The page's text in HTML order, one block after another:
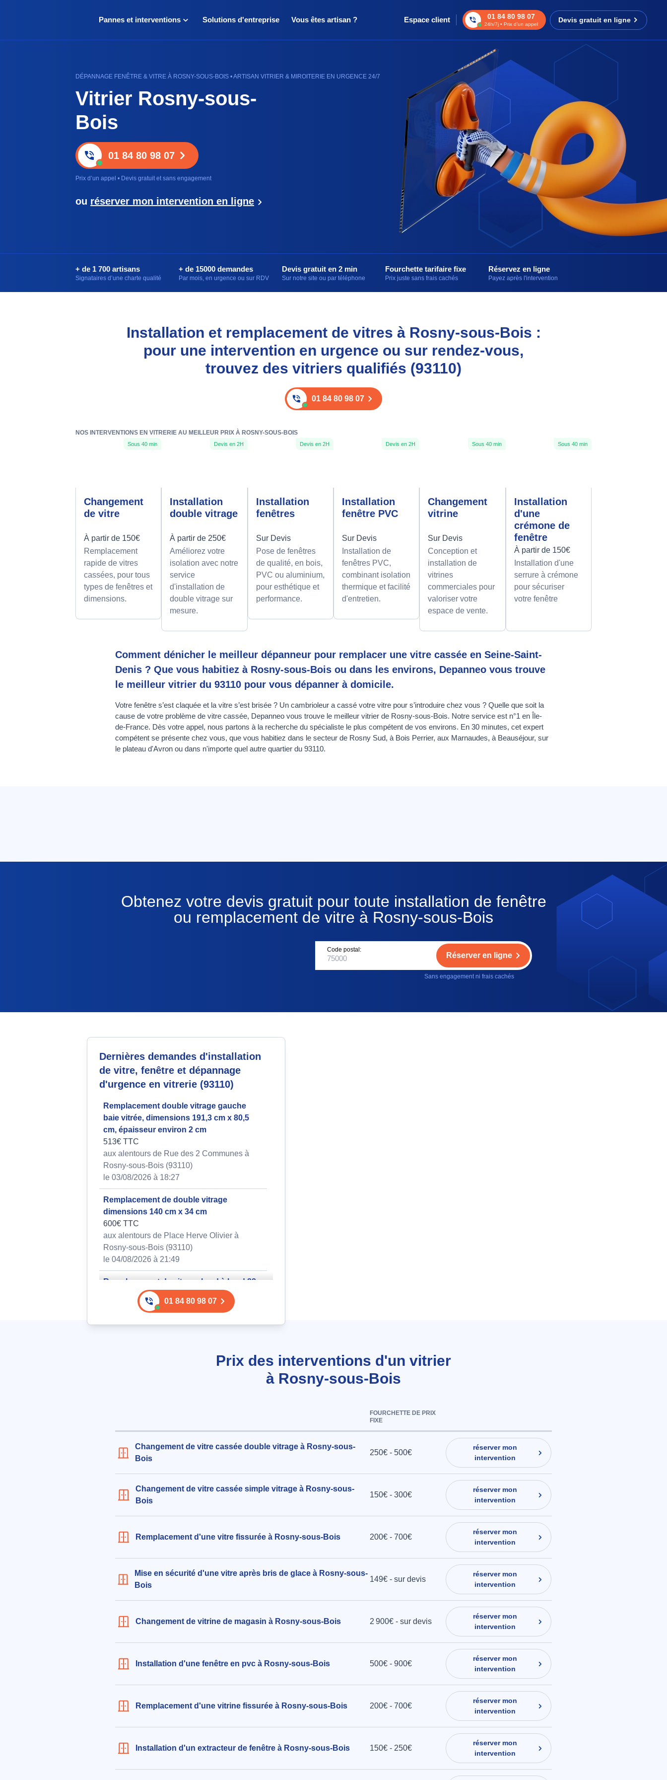
Pannes et interventions Solutions d'entreprise Vous êtes artisan ? Espace client 01 84 80 98 07
24h/7j • Prix d’un appel
Devis gratuit en ligne
DÉPANNAGE FENÊTRE & VITRE À ROSNY-SOUS-BOIS • ARTISAN VITRIER & MIROITERIE EN URGENCE 24/7
Vitrier Rosny-sous-
Bois
01 84 80 98 07
Prix d’un appel • Devis gratuit et sans engagement
ou réserver mon intervention en ligne
+ de 1 700 artisans
Signataires d’une charte qualité
+ de 15000 demandes
Par mois, en urgence ou sur RDV
Devis gratuit en 2 min
Sur notre site ou par téléphone
Fourchette tarifaire fixe
Prix juste sans frais cachés
Réservez en ligne
Payez après l'intervention
Installation et remplacement de vitres à Rosny-sous-Bois :
pour une intervention en urgence ou sur rendez-vous,
trouvez des vitriers qualifiés (93110)
01 84 80 98 07
NOS INTERVENTIONS EN VITRERIE AU MEILLEUR PRIX À ROSNY-SOUS-BOIS
Sous 40 min
Changement
de vitre
À partir de 150€
Remplacement
rapide de vitres
cassées, pour tous
types de fenêtres et
dimensions.
Devis en 2H
Installation
double vitrage
À partir de 250€
Améliorez votre
isolation avec notre
service
d'installation de
double vitrage sur
mesure.
Devis en 2H
Installation
fenêtres
Sur Devis
Pose de fenêtres
de qualité, en bois,
PVC ou aluminium,
pour esthétique et
performance.
Devis en 2H
Installation
fenêtre PVC
Sur Devis
Installation de
fenêtres PVC,
combinant isolation
thermique et facilité
d'entretien.
Sous 40 min
Changement
vitrine
Sur Devis
Conception et
installation de
vitrines
commerciales pour
valoriser votre
espace de vente.
Sous 40 min
Installation
d'une
crémone de
fenêtre
À partir de 150€
Installation d'une
serrure à crémone
pour sécuriser
votre fenêtre
Comment dénicher le meilleur dépanneur pour remplacer une vitre cassée en Seine-Saint-
Denis ? Que vous habitiez à Rosny-sous-Bois ou dans les environs, Depanneo vous trouve
le meilleur vitrier du 93110 pour vous dépanner à domicile.
Votre fenêtre s’est claquée et la vitre s’est brisée ? Un cambrioleur a cassé votre vitre pour s’introduire chez vous ? Quelle que soit la
cause de votre problème de vitre cassée, Depanneo vous trouve le meilleur vitrier de Rosny-sous-Bois. Notre service est n°1 en Île-
de-France. Dès votre appel, nous partons à la recherche du spécialiste le plus compétent de vos environs. En 30 minutes, cet expert
compétent se présente chez vous, que vous habitiez dans le secteur de Rosny Sud, à Bois Perrier, aux Marnaudes, à Beauséjour, sur
le plateau d'Avron ou dans n'importe quel autre quartier du 93110.
Obtenez votre devis gratuit pour toute installation de fenêtre
ou remplacement de vitre à Rosny-sous-Bois
Code postal:
Réserver en ligne
Sans engagement ni frais cachés
Dernières demandes d'installation
de vitre, fenêtre et dépannage
d'urgence en vitrerie (93110)
Remplacement double vitrage gauche
baie vitrée, dimensions 191,3 cm x 80,5
cm, épaisseur environ 2 cm
513€ TTC
aux alentours de Rue des 2 Communes à
Rosny-sous-Bois (93110)
le 03/08/2026 à 18:27
Remplacement de double vitrage
dimensions 140 cm x 34 cm
600€ TTC
aux alentours de Place Herve Olivier à
Rosny-sous-Bois (93110)
le 04/08/2026 à 21:49
Remplacement de vitrage bord à bord 88
en largeur et hauteur 200
512€ TTC
Installation de double vitrage dimensions
01 84 80 98 07
Prix des interventions d'un vitrier
à Rosny-sous-Bois
FOURCHETTE DE PRIX
FIXE
Changement de vitre cassée double vitrage à Rosny-sous-
Bois
250€ - 500€
réserver mon
intervention
Changement de vitre cassée simple vitrage à Rosny-sous-
Bois
150€ - 300€
réserver mon
intervention
Remplacement d'une vitre fissurée à Rosny-sous-Bois 200€ - 700€
réserver mon
intervention
Mise en sécurité d'une vitre après bris de glace à Rosny-sous-
Bois
149€ - sur devis
réserver mon
intervention
Changement de vitrine de magasin à Rosny-sous-Bois 2 900€ - sur devis
réserver mon
intervention
Installation d'une fenêtre en pvc à Rosny-sous-Bois 500€ - 900€
réserver mon
intervention
Remplacement d'une vitrine fissurée à Rosny-sous-Bois 200€ - 700€
réserver mon
intervention
Installation d'un extracteur de fenêtre à Rosny-sous-Bois 150€ - 250€
réserver mon
intervention